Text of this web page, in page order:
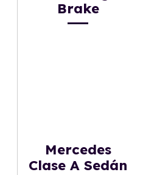
Brake
Mercedes
Clase A Sedán